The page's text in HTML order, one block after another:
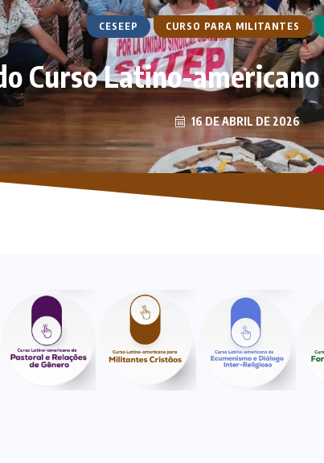
CESEEP CURSO PARA MILITANTES
Curso Latino-
16 DE ABRIL DE 2026